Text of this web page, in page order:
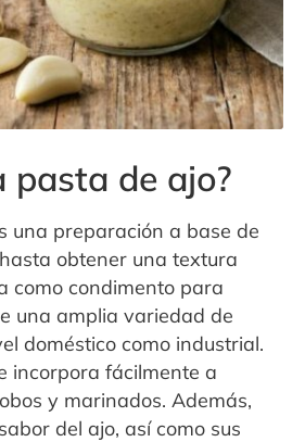
pasta de ajo?
una preparación a base de
obtener una textura
como condimento para
una amplia variedad de
doméstico como industrial.
incorpora fácilmente a
y marinados. Además,
del ajo, así como sus